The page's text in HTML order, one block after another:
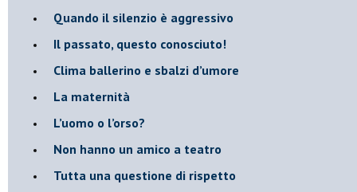
Quando il silenzio è aggressivo
​Il passato, questo conosciuto!
​Clima ballerino e sbalzi d’umore
La maternità
​L’uomo o l’orso?
Non hanno un amico a teatro​
​Tutta una questione di rispetto